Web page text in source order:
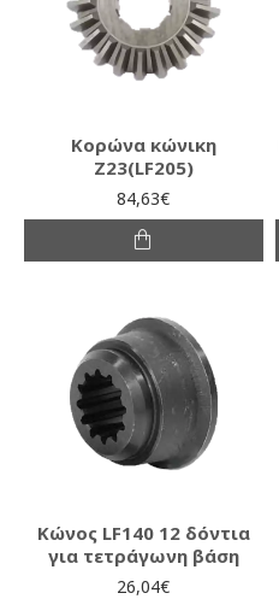
Κορώνα κώνικη
Ζ23(LF205)
84,63€
Κώνος LF140 12 δόντια
για τετράγωνη βάση
26,04€